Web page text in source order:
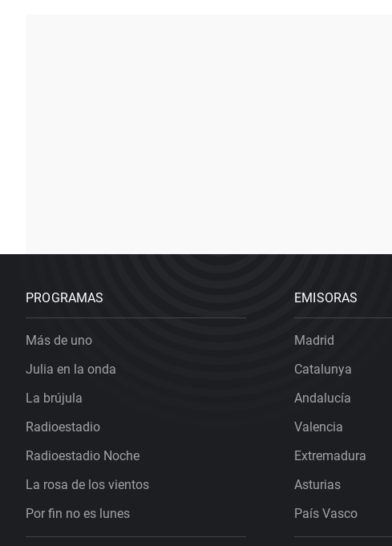
PROGRAMAS
Más de uno
Julia en la onda
La brújula
Radioestadio
Radioestadio Noche
La rosa de los vientos
Por fin no es lunes
EMISORAS
Madrid
Catalunya
Andalucía
Valencia
Extremadura
Asturias
País Vasco